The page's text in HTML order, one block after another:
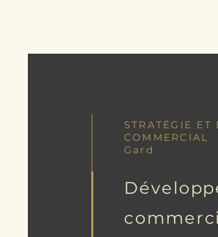
STRATÉGIE ET
COMMERCIAL
Gard